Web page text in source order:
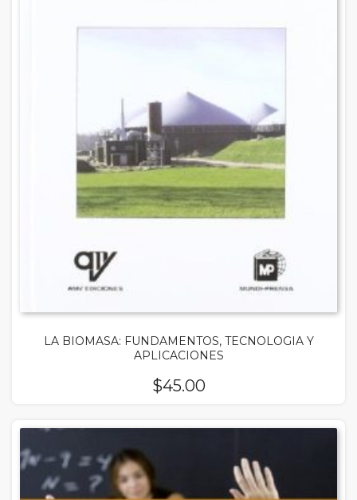
LA BIOMASA: FUNDAMENTOS, TECNOLOGIA Y
APLICACIONES
$45.00